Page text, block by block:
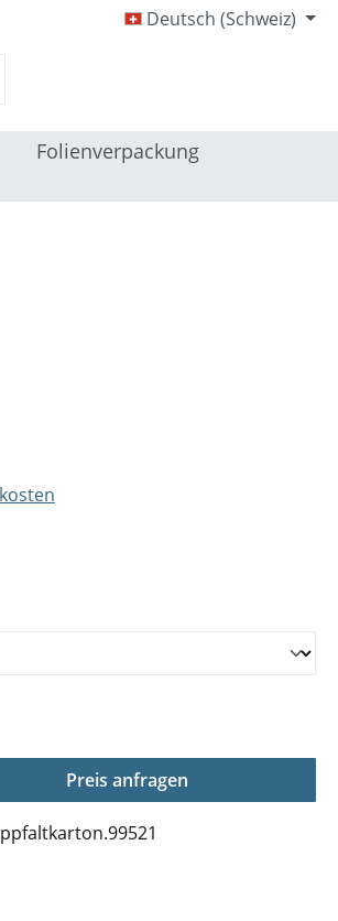
Deutsch (Schweiz)
Folienverpackung
gewünschten Wert
Preis anfragen